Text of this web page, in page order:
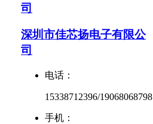
司
深圳市佳芯扬电子有限公
司
电话：
15338712396/19068068798
手机：